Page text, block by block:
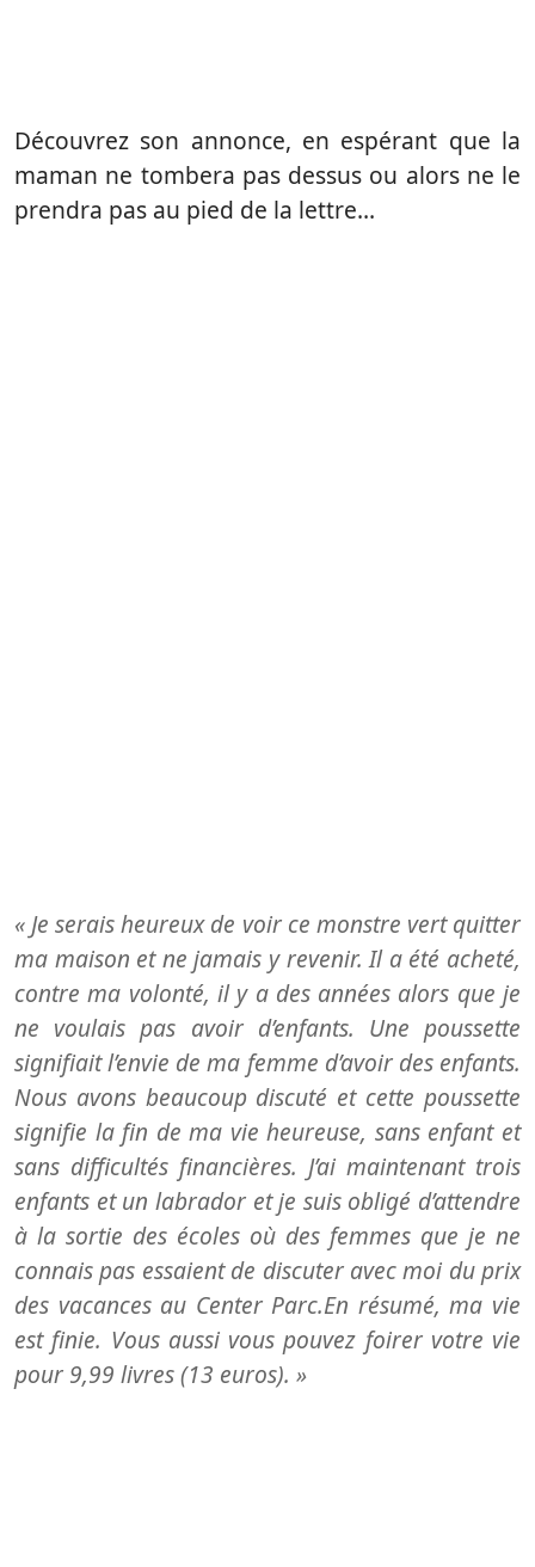
Découvrez son annonce, en espérant que la
maman ne tombera pas dessus ou alors ne le
prendra pas au pied de la lettre…
« Je serais heureux de voir ce monstre vert quitter
ma maison et ne jamais y revenir. Il a été acheté,
contre ma volonté, il y a des années alors que je
ne voulais pas avoir d’enfants. Une poussette
signifiait l’envie de ma femme d’avoir des enfants.
Nous avons beaucoup discuté et cette poussette
signifie la fin de ma vie heureuse, sans enfant et
sans difficultés financières. J’ai maintenant trois
enfants et un labrador et je suis obligé d’attendre
à la sortie des écoles où des femmes que je ne
connais pas essaient de discuter avec moi du prix
des vacances au Center Parc.En résumé, ma vie
est finie. Vous aussi vous pouvez foirer votre vie
pour 9,99 livres (13 euros). »